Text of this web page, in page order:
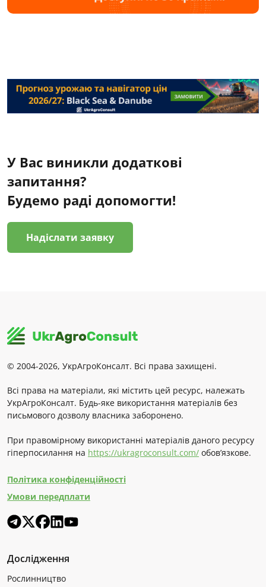
У Вас виникли додаткові
запитання?
Будемо раді допомогти!
Надіслати заявку
© 2004-2026, УкрАгроКонсалт. Всі права захищені.
Всі права на матеріали, які містить цей ресурс, належать
УкрАгроКонсалт. Будь-яке використання матеріалів без
письмового дозволу власника заборонено.
При правомірному використанні матеріалів даного ресурсу
гіперпосилання на https://ukragroconsult.com/ обов’язкове.
Політика конфіденційності
Умови передплати
Дослідження
Рослинництво